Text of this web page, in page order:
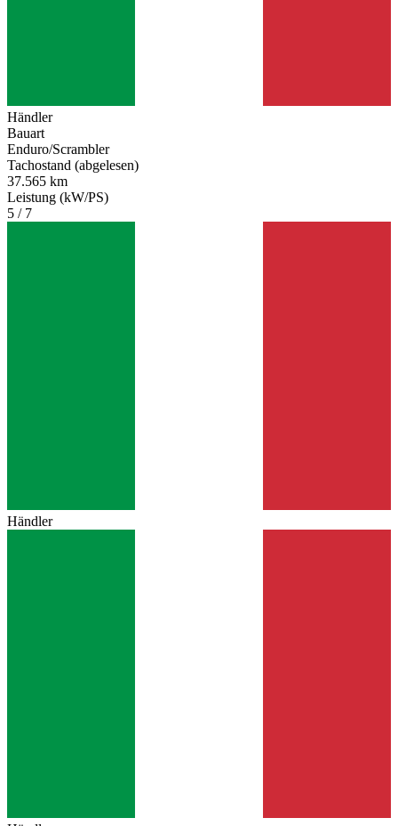
Händler
Bauart
Enduro/Scrambler
Tachostand (abgelesen)
37.565 km
Leistung (kW/PS)
5 / 7
Händler